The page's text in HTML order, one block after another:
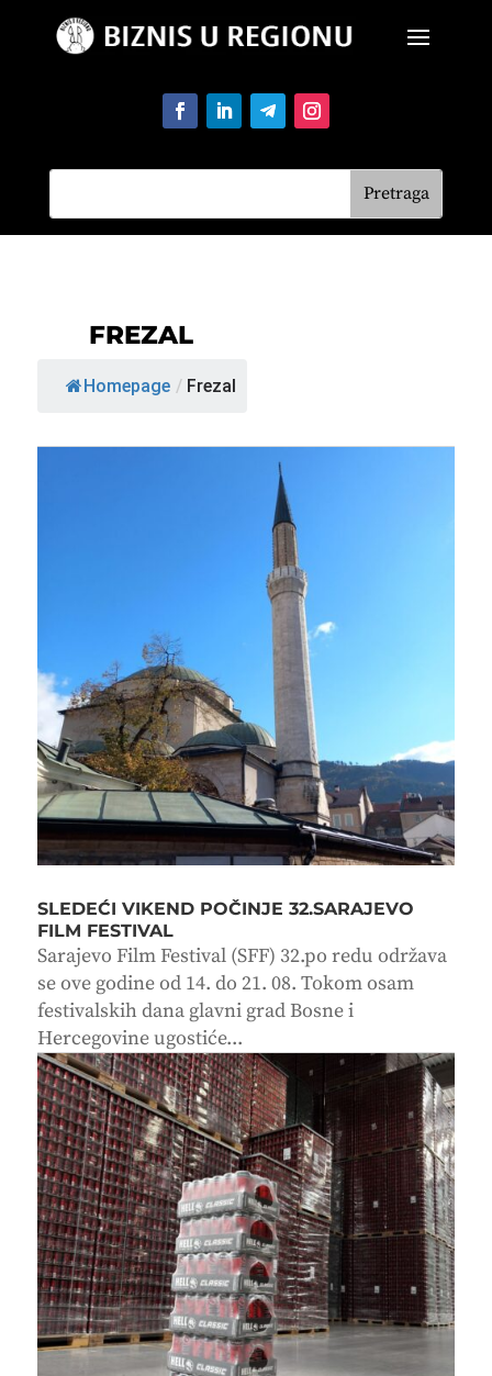
FREZAL
Homepage / Frezal
SLEDEĆI VIKEND POČINJE 32.SARAJEVO
FILM FESTIVAL
Sarajevo Film Festival (SFF) 32.po redu održava
se ove godine od 14. do 21. 08. Tokom osam
festivalskih dana glavni grad Bosne i
Hercegovine ugostiće...